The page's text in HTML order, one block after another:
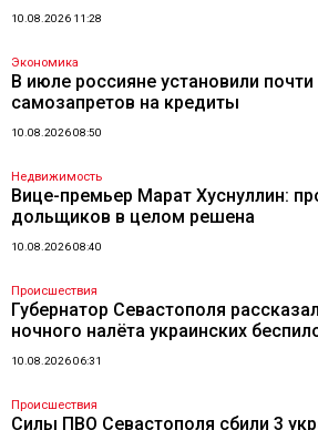
10.08.2026 11:28
Экономика
В июле россияне установили
самозапретов на кредиты
10.08.2026 08:50
Недвижимость
Вице-премьер Марат Хуснуллин:
дольщиков в целом решена
10.08.2026 08:40
Происшествия
Губернатор Севастополя
ночного налёта украинских
10.08.2026 06:31
Происшествия
Силы ПВО Севастополя сбили 3